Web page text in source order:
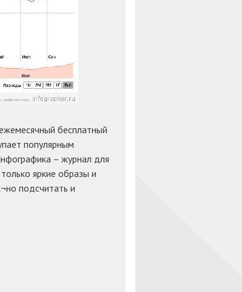
бесплатный
популярным
– журнал для
яркие образы и
подсчитать и